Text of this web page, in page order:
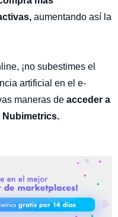
aumentando así la
¡no subestimes el
artificial en el e-
maneras de acceder a
Nubimetrics.